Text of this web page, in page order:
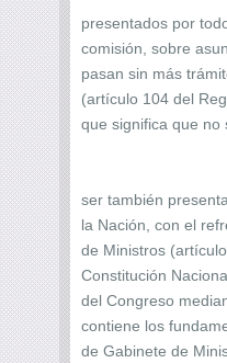
presentados por
comisión, sobre
pasan sin más
(artículo 104 del
que significa que no
"Los
ser también
la Nación, con el
de Ministros
Constitución
del Congreso
contiene los
de Gabinete de